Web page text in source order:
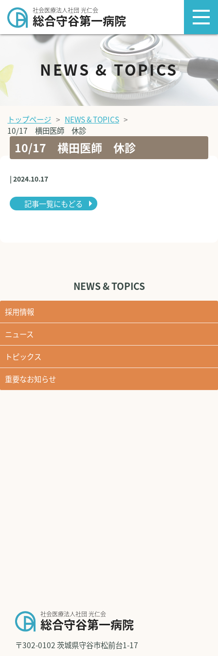
社会医療法人社団 光仁会
総合守谷第一病院
NEWS & TOPICS
トップページ
NEWS & TOPICS
10/17 横田医師 休診
10/17 横田医師 休診
| 2024.10.17
記事一覧にもどる
NEWS & TOPICS
採用情報
ニュース
トピックス
重要なお知らせ
社会医療法人社団 光仁会
総合守谷第一病院
〒302-0102 茨城県守谷市松前台1-17